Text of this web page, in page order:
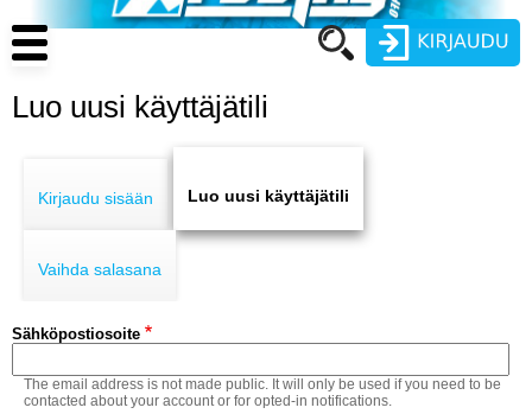
Käyttäjätunnus
Main
navigation
ENDURO
MOTOCROSS
MUUT LAJIT
YLEISTÄ ALALTA
Luo uusi käyttäjätili
tabs
Kirjaudu sisään Luo uusi käyttäjätili
Vaihda salasana
Sähköpostiosoite
The email address is not made public. It will only be used if you need to be
contacted about your account or for opted-in notifications.